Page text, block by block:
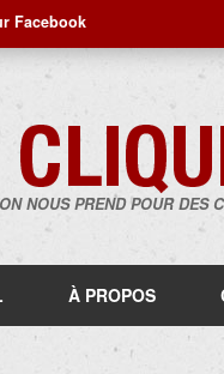
Facebook
NOUS PREND POUR DES
À PROPOS